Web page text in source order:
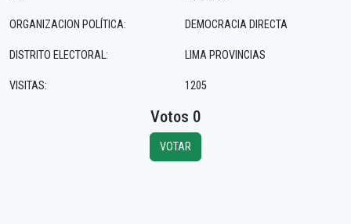
ORGANIZACION POLÍTICA:
DISTRITO ELECTORAL:
VISITAS:
DEMOCRACIA DIRECTA
LIMA PROVINCIAS
1205
Votos 0
VOTAR